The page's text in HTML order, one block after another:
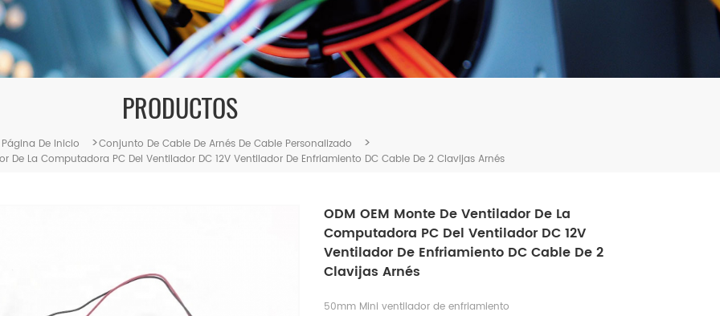
PRODUCTOS
Página De Inicio >Conjunto De Cable De Arnés De Cable Personalizado >
De La Computadora PC Del Ventilador DC 12V Ventilador De Enfriamiento DC Cable De 2 Clavijas Arnés
ODM OEM Monte De Ventilador De La
Computadora PC Del Ventilador DC 12V
Ventilador De Enfriamiento DC Cable De 2
Clavijas Arnés
50mm Mini ventilador de enfriamiento